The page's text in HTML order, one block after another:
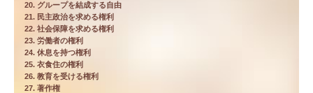
20. グループを結成する自由
21. 民主政治を求める権利
22. 社会保障を求める権利
23. 労働者の権利
24. 休息を持つ権利
25. 衣食住の権利
26. 教育を受ける権利
27. 著作権